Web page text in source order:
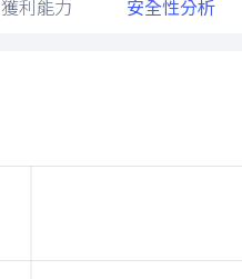
獲利能力 安全性分析